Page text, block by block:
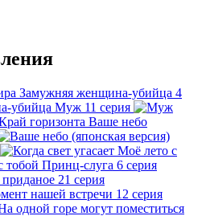
Замужняя женщина-убийца 4
Муж 11 серия
Ваше небо
Моё лето с
Принц-слуга 6 серия
21 серия
нашей встречи 12 серия
одной горе могут поместиться